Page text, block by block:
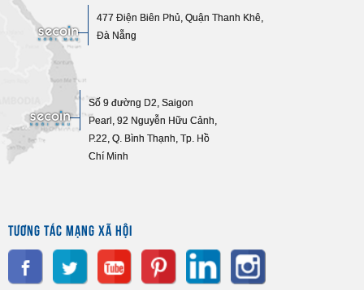
477 Điện Biên Phủ, Quận Thanh Khê,
Đà Nẵng
Số 9 đường D2, Saigon
Pearl, 92 Nguyễn Hữu Cảnh,
P.22, Q. Bình Thạnh, Tp. Hồ
Chí Minh
TƯƠNG TÁC MẠNG XÃ HỘI